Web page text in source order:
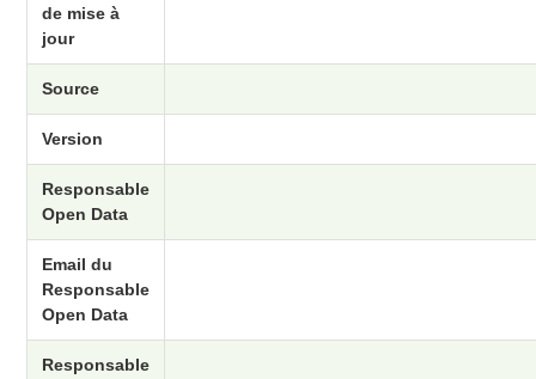
de mise à
jour
Source
Version
Responsable
Open Data
Email du
Responsable
Open Data
Responsable